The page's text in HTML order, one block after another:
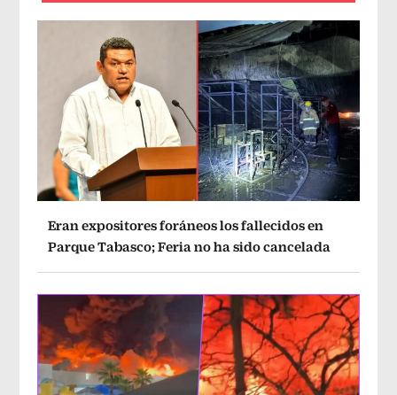
Eran expositores foráneos los fallecidos en
Parque Tabasco; Feria no ha sido cancelada